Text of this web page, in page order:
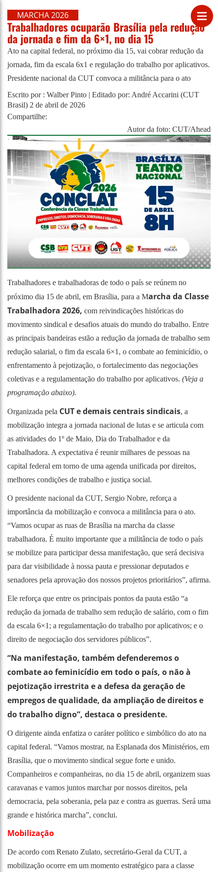
MARCHA 2026
Trabalhadores ocuparão Brasília pela redução
da jornada e fim da 6×1, no dia 15
Ato na capital federal, no próximo dia 15, vai cobrar redução da
jornada, fim da escala 6x1 e regulação do trabalho por aplicativos.
Presidente nacional da CUT convoca a militância para o ato
Escrito por : Walber Pinto | Editado por: André Accarini (CUT
Brasil) 2 de abril de 2026
Compartilhe:
Autor da foto: CUT/Ahead
Trabalhadores e trabalhadoras de todo o país se reúnem no
próximo dia 15 de abril, em Brasília, para a Marcha da Classe
Trabalhadora 2026, com reivindicações históricas do
movimento sindical e desafios atuais do mundo do trabalho. Entre
as principais bandeiras estão a redução da jornada de trabalho sem
redução salarial, o fim da escala 6×1, o combate ao feminicídio, o
enfrentamento à pejotização, o fortalecimento das negociações
coletivas e a regulamentação do trabalho por aplicativos. (Veja a
programação abaixo).
Organizada pela CUT e demais centrais sindicais, a
mobilização integra a jornada nacional de lutas e se articula com
as atividades do 1º de Maio, Dia do Trabalhador e da
Trabalhadora. A expectativa é reunir milhares de pessoas na
capital federal em torno de uma agenda unificada por direitos,
melhores condições de trabalho e justiça social.
O presidente nacional da CUT, Sergio Nobre, reforça a
importância da mobilização e convoca a militância para o ato.
“Vamos ocupar as ruas de Brasília na marcha da classe
trabalhadora. É muito importante que a militância de todo o país
se mobilize para participar dessa manifestação, que será decisiva
para dar visibilidade à nossa pauta e pressionar deputados e
senadores pela aprovação dos nossos projetos prioritários”, afirma.
Ele reforça que entre os principais pontos da pauta estão “a
redução da jornada de trabalho sem redução de salário, com o fim
da escala 6×1; a regulamentação do trabalho por aplicativos; e o
direito de negociação dos servidores públicos”.
“Na manifestação, também defenderemos o
combate ao feminicídio em todo o país, o não à
pejotização irrestrita e a defesa da geração de
empregos de qualidade, da ampliação de direitos e
do trabalho digno”, destaca o presidente.
O dirigente ainda enfatiza o caráter político e simbólico do ato na
capital federal. “Vamos mostrar, na Esplanada dos Ministérios, em
Brasília, que o movimento sindical segue forte e unido.
Companheiros e companheiras, no dia 15 de abril, organizem suas
caravanas e vamos juntos marchar por nossos direitos, pela
democracia, pela soberania, pela paz e contra as guerras. Será uma
grande e histórica marcha”, conclui.
Mobilização
De acordo com Renato Zulato, secretário-Geral da CUT, a
mobilização ocorre em um momento estratégico para a classe